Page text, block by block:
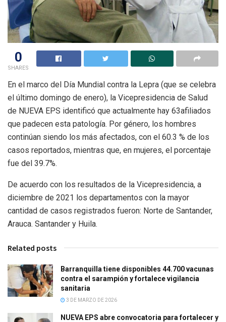
0
SHARES
En el marco del Día Mundial contra la Lepra (que se celebra
el último domingo de enero), la Vicepresidencia de Salud
de NUEVA EPS identificó que actualmente hay 63afiliados
que padecen esta patología. Por género, los hombres
continúan siendo los más afectados, con el 60.3 % de los
casos reportados, mientras que, en mujeres, el porcentaje
fue del 39.7%.
De acuerdo con los resultados de la Vicepresidencia, a
diciembre de 2021 los departamentos con la mayor
cantidad de casos registrados fueron: Norte de Santander,
Arauca. Santander y Huila.
Related posts
Barranquilla tiene disponibles 44.700 vacunas
contra el sarampión y fortalece vigilancia
sanitaria
3 DE MARZO DE 2026
NUEVA EPS abre convocatoria para fortalecer y